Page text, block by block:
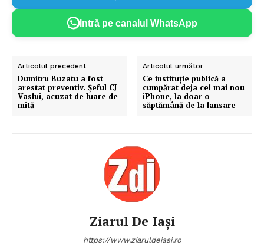
Intră pe canalul WhatsApp
Articolul precedent
Dumitru Buzatu a fost
arestat preventiv. Șeful CJ
Vaslui, acuzat de luare de
mită
Articolul următor
Ce instituție publică a
cumpărat deja cel mai nou
iPhone, la doar o
săptămână de la lansare
Ziarul De Iași
https://www.ziaruldeiasi.ro